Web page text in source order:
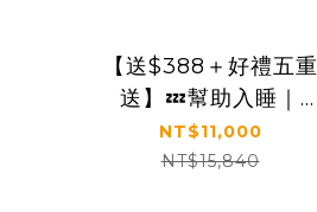
【送$388＋好禮五重
送】💤幫助入睡｜
GABA PLUS+｜✅正品
保證｜【太陽星】全效
NT$11,000
NT$15,840